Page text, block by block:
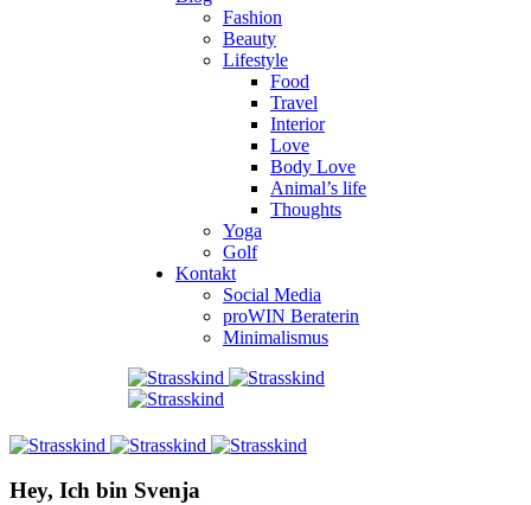
Fashion
Beauty
Lifestyle
Food
Travel
Interior
Love
Body Love
Animal’s life
Thoughts
Yoga
Golf
Kontakt
Social Media
proWIN Beraterin
Minimalismus
Hey, Ich bin Svenja